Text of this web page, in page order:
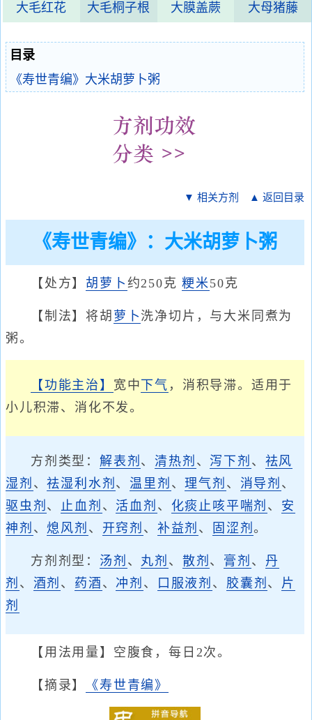
大毛红花 大毛桐子根 大膜盖蕨 大母猪藤
目录
《寿世青编》大米胡萝卜粥
▼ 相关方剂 ▲ 返回目录
《寿世青编》：大米胡萝卜粥
【处方】 胡萝卜 约250克粳米50克
【制法】将胡 萝卜 洗净切片，与大米同煮为
粥。
【功能主治】 宽中 下气 ，消积导滞。适用于
小儿积滞、消化不发。
方剂类型： 解表剂 、清热剂 、 泻下剂 、 祛风
湿剂 、祛湿利水剂 、温里剂 、理气剂 、 消导剂 、
驱虫剂 、 止血剂 、 活血剂 、 化痰止咳平喘剂 、 安
神剂 、熄风剂 、 开窍剂 、 补益剂 、 固涩剂。
方剂剂型： 汤剂 、 丸剂 、 散剂 、 膏剂 、 丹
剂 、 酒剂 、 药酒 、 冲剂 、 口服液剂 、 胶囊剂 、 片
剂
【用法用量】空腹食，每日2次。
【摘录】 《寿世青编》